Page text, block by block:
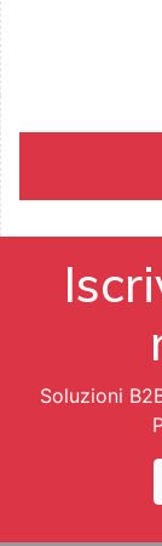
Soluzioni